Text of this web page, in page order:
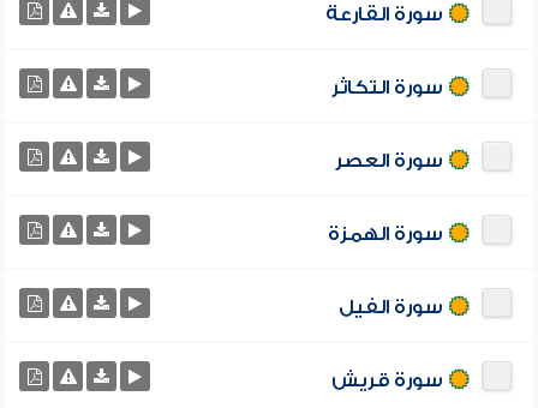
سورة القارعة
سورة التكاثر
سورة العصر
سورة الهمزة
سورة الفيل
سورة قريش